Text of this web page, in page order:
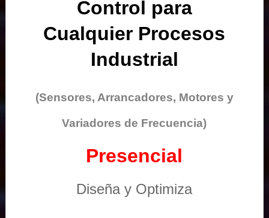
Control para
Cualquier Procesos
Industrial
(Sensores, Arrancadores, Motores y
Variadores de Frecuencia)
Presencial
Diseña y Optimiza